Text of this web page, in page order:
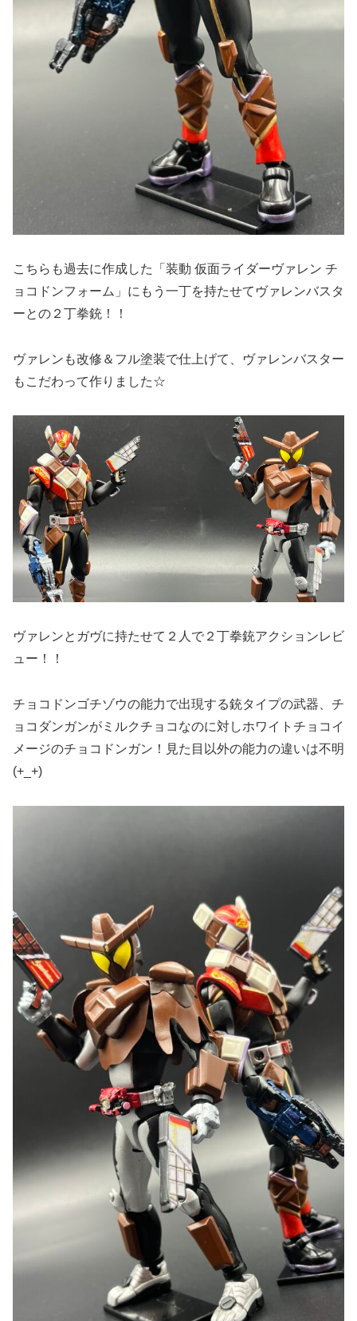
こちらも過去に作成した「装動 仮面ライダーヴァレン チ
ョコドンフォーム」にもう一丁を持たせてヴァレンバスタ
ーとの２丁拳銃！！
ヴァレンも改修＆フル塗装で仕上げて、ヴァレンバスター
もこだわって作りました☆
ヴァレンとガヴに持たせて２人で２丁拳銃アクションレビ
ュー！！
チョコドンゴチゾウの能力で出現する銃タイプの武器、チ
ョコダンガンがミルクチョコなのに対しホワイトチョコイ
メージのチョコドンガン！見た目以外の能力の違いは不明
(+_+)